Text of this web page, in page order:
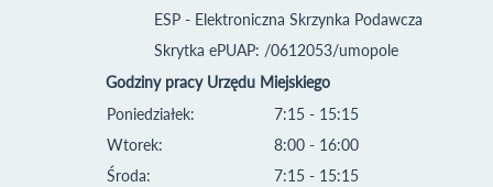
ESP - Elektroniczna Skrzynka Podawcza
Skrytka ePUAP: /0612053/umopole
Godziny pracy Urzędu Miejskiego
Poniedziałek:
Wtorek:
Środa:
7:15 - 15:15
8:00 - 16:00
7:15 - 15:15